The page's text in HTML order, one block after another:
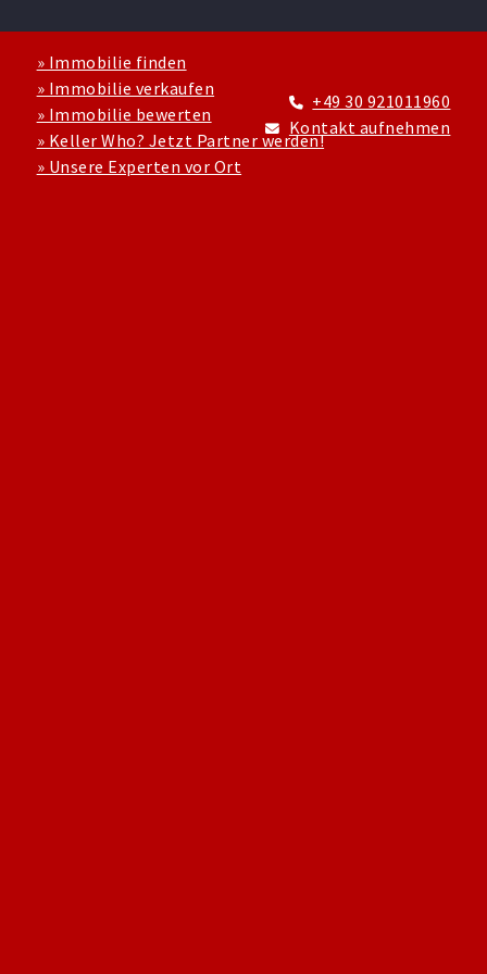
» Immobilie finden
» Immobilie verkaufen
» Immobilie bewerten
» Keller Who? Jetzt Partner werden!
» Unsere Experten vor Ort
+49 30 921011960
Kontakt aufnehmen